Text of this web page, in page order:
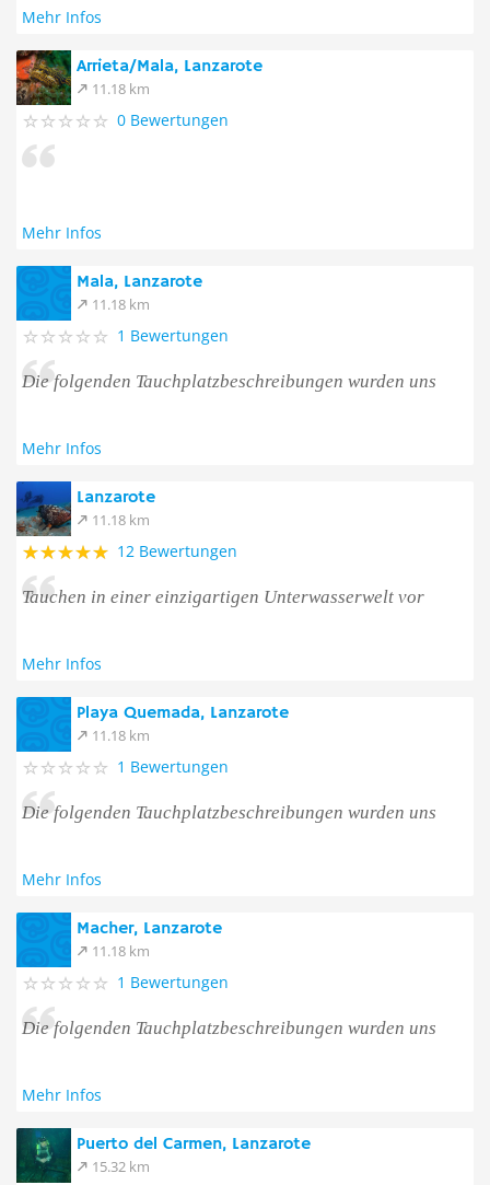
Mehr Infos
Arrieta/Mala, Lanzarote
11.18 km
0 Bewertungen
Mehr Infos
Mala, Lanzarote
11.18 km
1 Bewertungen
Die folgenden Tauchplatzbeschreibungen wurden uns
Mehr Infos
Lanzarote
11.18 km
12 Bewertungen
Tauchen in einer einzigartigen Unterwasserwelt vor
Mehr Infos
Playa Quemada, Lanzarote
11.18 km
1 Bewertungen
Die folgenden Tauchplatzbeschreibungen wurden uns
Mehr Infos
Macher, Lanzarote
11.18 km
1 Bewertungen
Die folgenden Tauchplatzbeschreibungen wurden uns
Mehr Infos
Puerto del Carmen, Lanzarote
15.32 km